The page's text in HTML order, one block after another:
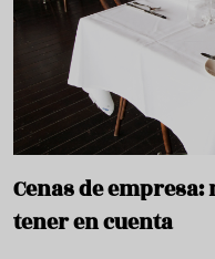
Cenas de
tener en cuenta